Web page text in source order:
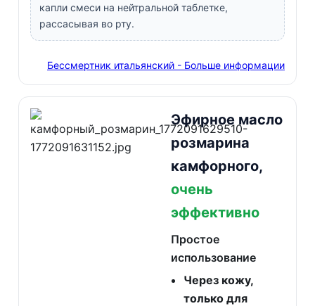
капли смеси на нейтральной таблетке,
рассасывая во рту.
Бессмертник итальянский - Больше информации
Эфирное масло
розмарина
камфорного,
очень
эффективно
Простое
использование
Через кожу,
только для